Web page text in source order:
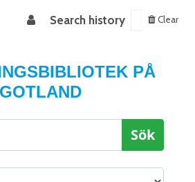
Search history Clear
PÅ
GOTLAND
Sök